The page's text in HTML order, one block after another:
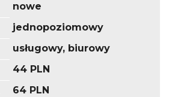
nowe
jednopoziomowy
usługowy, biurowy
44 PLN
64 PLN